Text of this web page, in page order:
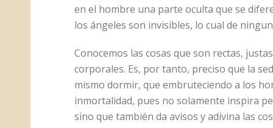
en el hombre una parte oculta que se
los ángeles son invisibles, lo cual de
Conocemos las cosas que son rectas,
corporales. Es, por tanto, preciso que la
mismo dormir, que embruteciendo a los
inmortalidad, pues no solamente inspira
sino que también da avisos y adivina las